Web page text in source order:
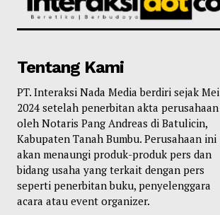
Tentang Kami
PT. Interaksi Nada Media berdiri sejak Mei
2024 setelah penerbitan akta perusahaan
oleh Notaris Pang Andreas di Batulicin,
Kabupaten Tanah Bumbu. Perusahaan ini
akan menaungi produk-produk pers dan
bidang usaha yang terkait dengan pers
seperti penerbitan buku, penyelenggara
acara atau event organizer.